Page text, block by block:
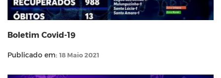
Boletim Covid-19
Publicado em: 18 Maio 2021